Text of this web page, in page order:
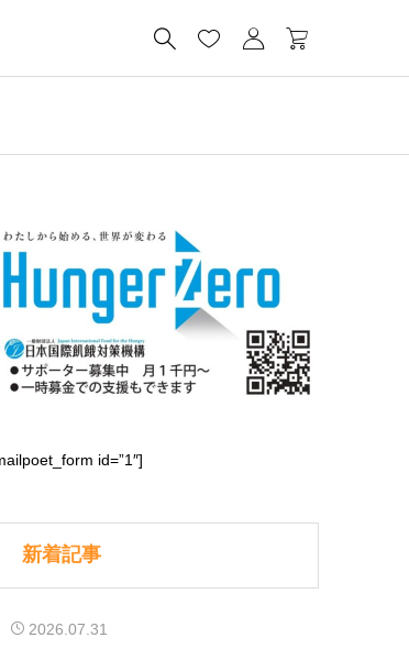
   
id=”1″]
新着記事
2026.07.31